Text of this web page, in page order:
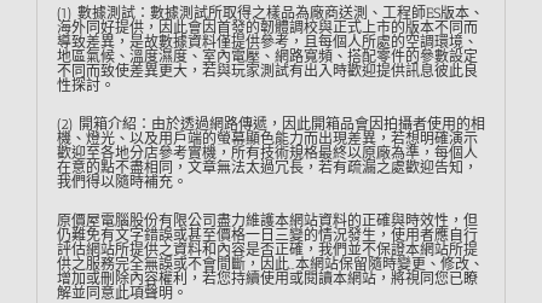
(1) 數據測試：數據測試所取得之樣品為廠商送測、工程師ES版本、
海外同好提供，因此會因首發的韌體調校與正式上市的版本不同而
導致差異，是故數據資料僅提供參考，且每個人所處的空調環境、
地區氣候、溫度濕度、室內電壓、網路寬頻、搭配零件的參數設定
不同而致使差異更大，若與玩家測試有出入時歡迎提供訊息彼此良
性探討。
(2) 開箱介紹：由於透過網路傳遞，因此開箱品會因拍攝者使用的相
機、燈光、以及用戶端的螢幕顯色能力而出現差異，若想明確演示
歡迎至各地分店參考實機，所有技術規格最終以原廠為準，每個人
在意的點不盡相同，文章無法太過冗長，若有疏漏之處歡迎告知，
我們得以隨時補充。
原價屋電腦股份有限公司盡力維護本網站資料的正確與時效性，但
仍難免有文字錯誤或甚至價格一日三變的情況發生，使用者應自行
評估網站所提供之資料和內容是否正確，我們並不保證本網站所提
供之服務完全無誤或不會間斷，因此…本網站保留隨時變更、修改、
增加或刪除內容權利，若您持續使用或閱讀本網站，將視同您已瞭
解並同意此項聲明。